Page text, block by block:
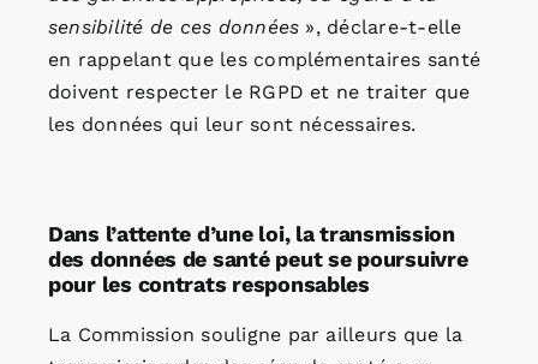
sensibilité de ces données », déclare-t-elle
en rappelant que les complémentaires santé
doivent respecter le RGPD et ne traiter que
les données qui leur sont nécessaires.
Dans l’attente d’une loi, la transmission
des données de santé peut se poursuivre
pour les contrats responsables
La Commission souligne par ailleurs que la